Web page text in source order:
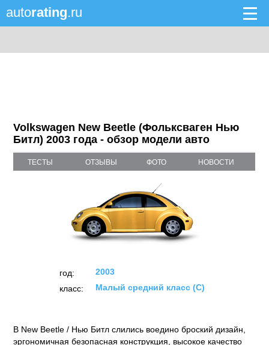
autorating.ru
Volkswagen New Beetle (Фольксваген Нью
Битл) 2003 года - обзор модели авто
ТЕСТЫ ОТЗЫВЫ ФОТО НОВОСТИ
год:
2003
класс:
Малый средний класс (C)
В New Beetle / Нью Битл слились воедино броский дизайн,
эргономичная безопасная конструкция, высокое качество